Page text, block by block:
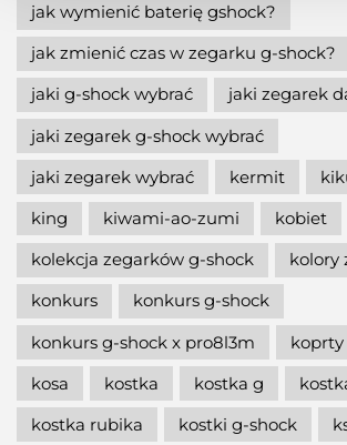
jak wymienić baterię gshock?
jak zmienić czas w zegarku g-shock?
jaki g-shock wybrać
jaki zegarek
jaki zegarek g-shock wybrać
jaki zegarek wybrać
kermit
king
kiwami-ao-zumi kobiet
kolekcja zegarków g-shock
kolory
konkurs
konkurs g-shock
konkurs g-shock x pro8l3m
koprty
kosa
kostka kostka g
kostka rubika
kostki g-shock